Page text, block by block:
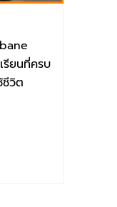
รียนที่ครบ
ชีวิต